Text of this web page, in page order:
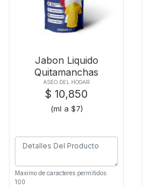
Jabon Liquido
Quitamanchas
Azulkx1600ml
ASEO DEL HOGAR
$ 10,850
(ml a $7)
Maximo de caracteres permitidos:
100